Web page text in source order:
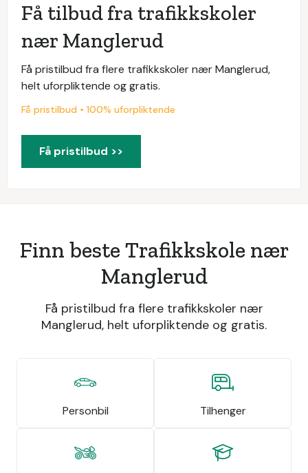
Få tilbud fra trafikkskoler
nær Manglerud
Få pristilbud fra flere trafikkskoler nær Manglerud,
helt uforpliktende og gratis.
Få pristilbud • 100% uforpliktende
Få pristilbud >>
Finn beste Trafikkskole nær
Manglerud
Få pristilbud fra flere trafikkskoler nær
Manglerud, helt uforpliktende og gratis.
Personbil Tilhenger